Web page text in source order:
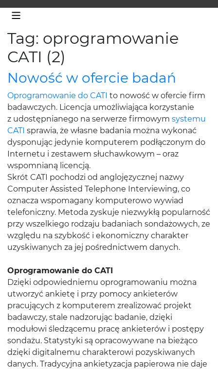
Tag: oprogramowanie
CATI (2)
Nowość w ofercie badań
Oprogramowanie do CATI to nowość w ofercie firm
badawczych. Licencja umożliwiająca korzystanie
z udostępnianego na serwerze firmowym systemu
CATI sprawia, że własne badania można wykonać
dysponując jedynie komputerem podłączonym do
Internetu i zestawem słuchawkowym – oraz
wspomnianą licencją.
Skrót CATI pochodzi od anglojęzycznej nazwy
Computer Assisted Telephone Interviewing, co
oznacza wspomagany komputerowo wywiad
telefoniczny. Metoda zyskuje niezwykłą popularność
przy wszelkiego rodzaju badaniach sondażowych, ze
względu na szybkość i ekonomiczny charakter
uzyskiwanych za jej pośrednictwem danych.
Oprogramowanie do CATI
Dzięki odpowiedniemu oprogramowaniu można
utworzyć ankietę i przy pomocy ankieterów
pracujących z komputerem zrealizować projekt
badawczy, stale nadzorując badanie, dzięki
modułowi śledzącemu pracę ankieterów i postępy
sondażu. Statystyki są opracowywane na bieżąco
dzięki digitalnemu charakterowi pozyskiwanych
danych. Tradycyjna ankietyzacja papierowa nie daje